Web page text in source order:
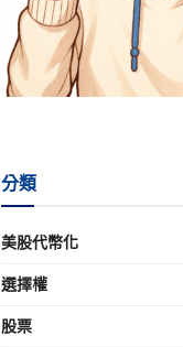
分類
美股代幣化
選擇權
股票